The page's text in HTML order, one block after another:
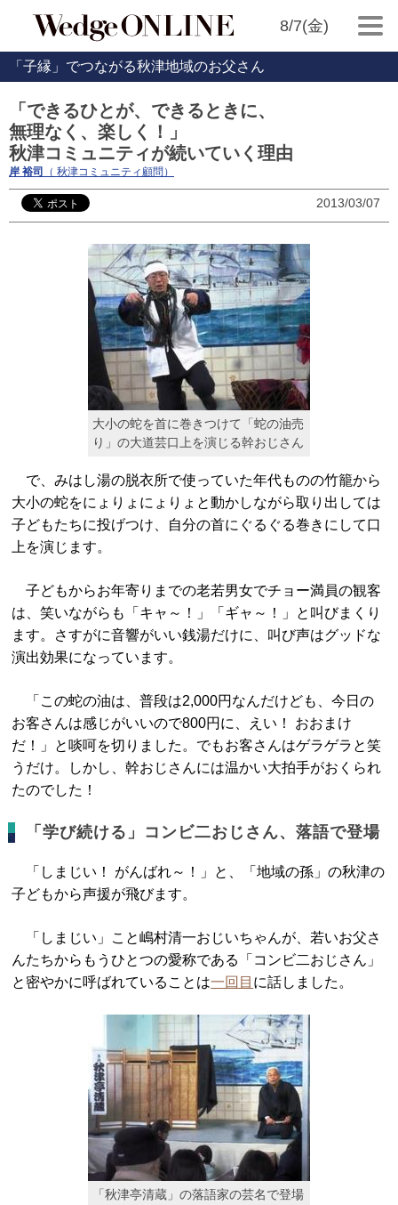
8/7(金)
「子縁」でつながる秋津地域のお父さん
「できるひとが、できるときに、
無理なく、楽しく！」
秋津コミュニティが続いていく理由
岸 裕司 （ 秋津コミュニティ顧問）
2013/03/07
大小の蛇を首に巻きつけて「蛇の油売
り」の大道芸口上を演じる幹おじさん
で、みはし湯の脱衣所で使っていた年代ものの竹籠から
大小の蛇をにょりょにょりょと動かしながら取り出しては
子どもたちに投げつけ、自分の首にぐるぐる巻きにして口
上を演じます。
子どもからお年寄りまでの老若男女でチョー満員の観客
は、笑いながらも「キャ～！」「ギャ～！」と叫びまくり
ます。さすがに音響がいい銭湯だけに、叫び声はグッドな
演出効果になっています。
「この蛇の油は、普段は2,000円なんだけども、今日の
お客さんは感じがいいので800円に、えい！ おおまけ
だ！」と啖呵を切りました。でもお客さんはゲラゲラと笑
うだけ。しかし、幹おじさんには温かい大拍手がおくられ
たのでした！
「学び続ける」コンビ二おじさん、落語で登場
「しまじい！ がんばれ～！」と、「地域の孫」の秋津の
子どもから声援が飛びます。
「しまじい」こと嶋村清一おじいちゃんが、若いお父さ
んたちからもうひとつの愛称である「コンビ二おじさん」
と密やかに呼ばれていることは一回目 に話しました。
「秋津亭清蔵」の落語家の芸名で登場